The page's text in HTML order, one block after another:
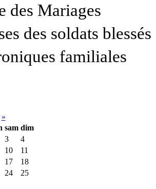
des Mariages
des soldats
familiales
»
sam dim
3
4
10
11
17
18
24
25